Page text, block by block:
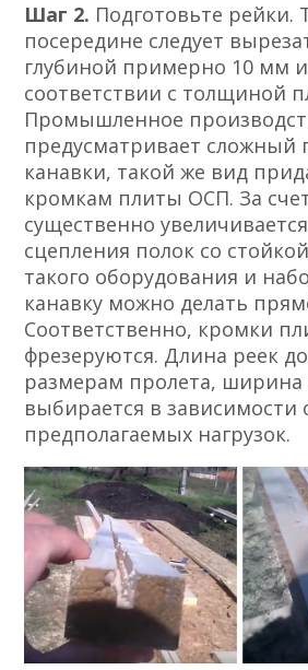
Шаг 2. Подготовьте рейки.
посередине следует
глубиной примерно 10 мм
соответствии с толщиной
Промышленное
предусматривает сложный
канавки, такой же вид
кромкам плиты ОСП. За
существенно
сцепления полок со
такого оборудования и
канавку можно делать
Соответственно, кромки
фрезеруются. Длина реек
размерам пролета, ширина
выбирается в зависимости
предполагаемых нагрузок.